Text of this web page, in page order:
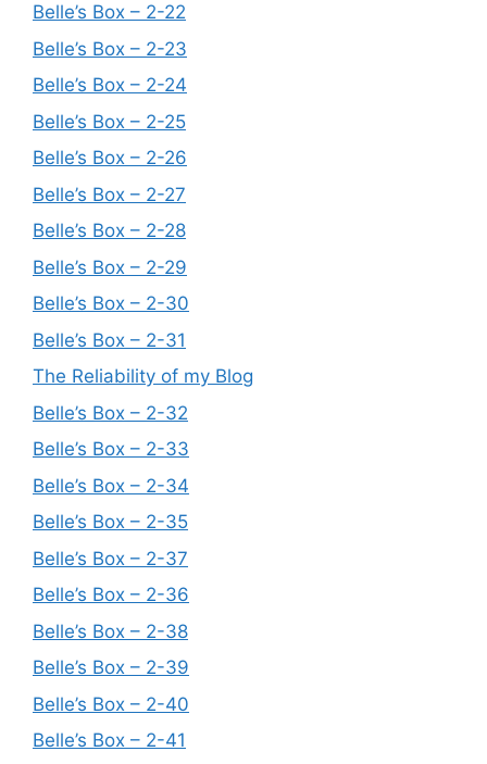
Belle’s Box – 2-22
Belle’s Box – 2-23
Belle’s Box – 2-24
Belle’s Box – 2-25
Belle’s Box – 2-26
Belle’s Box – 2-27
Belle’s Box – 2-28
Belle’s Box – 2-29
Belle’s Box – 2-30
Belle’s Box – 2-31
The Reliability of my Blog
Belle’s Box – 2-32
Belle’s Box – 2-33
Belle’s Box – 2-34
Belle’s Box – 2-35
Belle’s Box – 2-37
Belle’s Box – 2-36
Belle’s Box – 2-38
Belle’s Box – 2-39
Belle’s Box – 2-40
Belle’s Box – 2-41